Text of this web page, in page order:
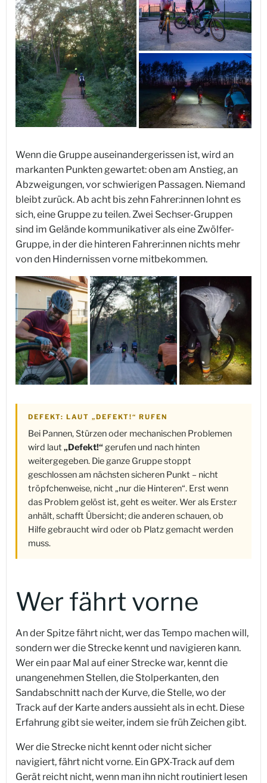
Wenn die Gruppe auseinandergerissen ist, wird an
markanten Punkten gewartet: oben am Anstieg, an
Abzweigungen, vor schwierigen Passagen. Niemand
bleibt zurück. Ab acht bis zehn Fahrer:innen lohnt es
sich, eine Gruppe zu teilen. Zwei Sechser-Gruppen
sind im Gelände kommunikativer als eine Zwölfer-
Gruppe, in der die hinteren Fahrer:innen nichts mehr
von den Hindernissen vorne mitbekommen.
DEFEKT: LAUT „DEFEKT!“ RUFEN
Bei Pannen, Stürzen oder mechanischen Problemen
wird laut „Defekt!“ gerufen und nach hinten
weitergegeben. Die ganze Gruppe stoppt
geschlossen am nächsten sicheren Punkt – nicht
tröpfchenweise, nicht „nur die Hinteren“. Erst wenn
das Problem gelöst ist, geht es weiter. Wer als Erste:r
anhält, schafft Übersicht; die anderen schauen, ob
Hilfe gebraucht wird oder ob Platz gemacht werden
muss.
Wer fährt vorne
An der Spitze fährt nicht, wer das Tempo machen will,
sondern wer die Strecke kennt und navigieren kann.
Wer ein paar Mal auf einer Strecke war, kennt die
unangenehmen Stellen, die Stolperkanten, den
Sandabschnitt nach der Kurve, die Stelle, wo der
Track auf der Karte anders aussieht als in echt. Diese
Erfahrung gibt sie weiter, indem sie früh Zeichen gibt.
Wer die Strecke nicht kennt oder nicht sicher
navigiert, fährt nicht vorne. Ein GPX-Track auf dem
Gerät reicht nicht, wenn man ihn nicht routiniert lesen